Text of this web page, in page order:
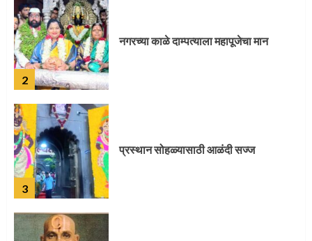
3
प्रस्थान सोहळ्यासाठी आळंदी सज्ज
4
संत दासगणू महाराज पुण्यतिथी